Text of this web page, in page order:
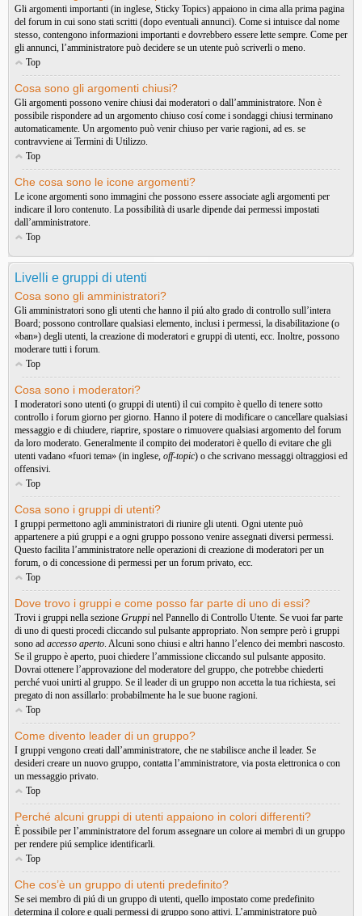
Gli argomenti importanti (in inglese, Sticky Topics) appaiono in cima alla prima pagina
del forum in cui sono stati scritti (dopo eventuali annunci). Come si intuisce dal nome
stesso, contengono informazioni importanti e dovrebbero essere lette sempre. Come per
gli annunci, l’amministratore può decidere se un utente può scriverli o meno.
Top
Cosa sono gli argomenti chiusi?
Gli argomenti possono venire chiusi dai moderatori o dall’amministratore. Non è
possibile rispondere ad un argomento chiuso cosí come i sondaggi chiusi terminano
automaticamente. Un argomento può venir chiuso per varie ragioni, ad es. se
contravviene ai Termini di Utilizzo.
Top
Che cosa sono le icone argomenti?
Le icone argomenti sono immagini che possono essere associate agli argomenti per
indicare il loro contenuto. La possibilità di usarle dipende dai permessi impostati
dall’amministratore.
Top
Livelli e gruppi di utenti
Cosa sono gli amministratori?
Gli amministratori sono gli utenti che hanno il piú alto grado di controllo sull’intera
Board; possono controllare qualsiasi elemento, inclusi i permessi, la disabilitazione (o
«ban») degli utenti, la creazione di moderatori e gruppi di utenti, ecc. Inoltre, possono
moderare tutti i forum.
Top
Cosa sono i moderatori?
I moderatori sono utenti (o gruppi di utenti) il cui compito è quello di tenere sotto
controllo i forum giorno per giorno. Hanno il potere di modificare o cancellare qualsiasi
messaggio e di chiudere, riaprire, spostare o rimuovere qualsiasi argomento del forum
da loro moderato. Generalmente il compito dei moderatori è quello di evitare che gli
utenti vadano «fuori tema» (in inglese, off-topic) o che scrivano messaggi oltraggiosi ed
offensivi.
Top
Cosa sono i gruppi di utenti?
I gruppi permettono agli amministratori di riunire gli utenti. Ogni utente può
appartenere a piú gruppi e a ogni gruppo possono venire assegnati diversi permessi.
Questo facilita l’amministratore nelle operazioni di creazione di moderatori per un
forum, o di concessione di permessi per un forum privato, ecc.
Top
Dove trovo i gruppi e come posso far parte di uno di essi?
Trovi i gruppi nella sezione Gruppi nel Pannello di Controllo Utente. Se vuoi far parte
di uno di questi procedi cliccando sul pulsante appropriato. Non sempre però i gruppi
sono ad accesso aperto. Alcuni sono chiusi e altri hanno l’elenco dei membri nascosto.
Se il gruppo è aperto, puoi chiedere l’ammissione cliccando sul pulsante apposito.
Dovrai ottenere l’approvazione del moderatore del gruppo, che potrebbe chiederti
perché vuoi unirti al gruppo. Se il leader di un gruppo non accetta la tua richiesta, sei
pregato di non assillarlo: probabilmente ha le sue buone ragioni.
Top
Come divento leader di un gruppo?
I gruppi vengono creati dall’amministratore, che ne stabilisce anche il leader. Se
desideri creare un nuovo gruppo, contatta l’amministratore, via posta elettronica o con
un messaggio privato.
Top
Perché alcuni gruppi di utenti appaiono in colori differenti?
È possibile per l’amministratore del forum assegnare un colore ai membri di un gruppo
per rendere piú semplice identificarli.
Top
Che cos’è un gruppo di utenti predefinito?
Se sei membro di piú di un gruppo di utenti, quello impostato come predefinito
determina il colore e quali permessi di gruppo sono attivi. L’amministratore può